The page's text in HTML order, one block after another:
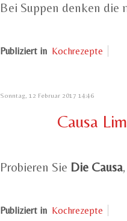
Bei Suppen denken die
Publiziert in Kochrezepte
Sonntag, 12 Februar 2017 14:46
Causa
Probieren Sie Die Causa
Publiziert in Kochrezepte